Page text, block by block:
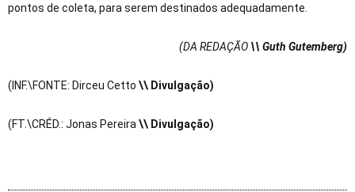
pontos de coleta, para serem destinados adequadamente.
(DA REDAÇÃO \\ Guth Gutemberg)
(INF.\FONTE: Dirceu Cetto \\ Divulgação)
(FT.\CRÉD.: Jonas Pereira \\ Divulgação)